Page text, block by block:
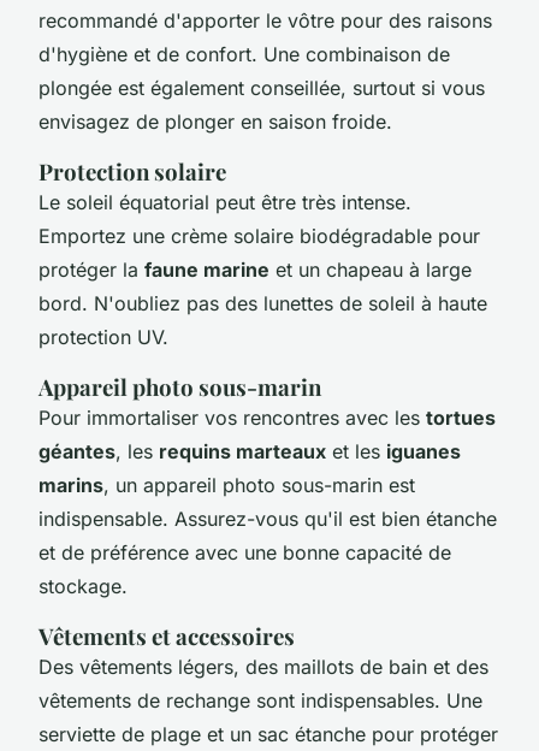
recommandé d'apporter le vôtre pour des raisons
d'hygiène et de confort. Une combinaison de
plongée est également conseillée, surtout si vous
envisagez de plonger en saison froide.
Protection solaire
Le soleil équatorial peut être très intense.
Emportez une crème solaire biodégradable pour
protéger la faune marine et un chapeau à large
bord. N'oubliez pas des lunettes de soleil à haute
protection UV.
Appareil photo sous-marin
Pour immortaliser vos rencontres avec les tortues
géantes, les requins marteaux et les iguanes
marins, un appareil photo sous-marin est
indispensable. Assurez-vous qu'il est bien étanche
et de préférence avec une bonne capacité de
stockage.
Vêtements et accessoires
Des vêtements légers, des maillots de bain et des
vêtements de rechange sont indispensables. Une
serviette de plage et un sac étanche pour protéger